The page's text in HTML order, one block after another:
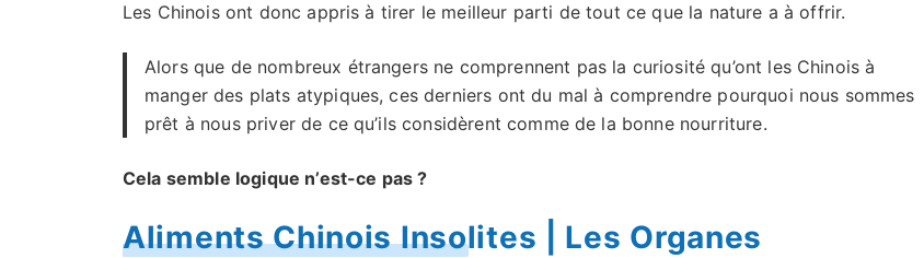
Les Chinois ont donc appris à tirer le meilleur parti de tout ce que la nature a à offrir.
Alors que de nombreux étrangers ne comprennent pas la curiosité qu’ont les Chinois à
manger des plats atypiques, ces derniers ont du mal à comprendre pourquoi nous sommes
prêt à nous priver de ce qu’ils considèrent comme de la bonne nourriture.
Cela semble logique n’est-ce pas ?
Aliments Chinois Insolites | Les Organes